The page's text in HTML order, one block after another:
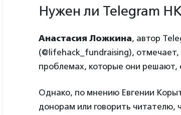
Нужен ли Telegram
Анастасия Ложкина, автор
(@lifehack_fundraising),
проблемах, которые они решают,
Однако, по мнению Евгении
донорам или говорить читателю,